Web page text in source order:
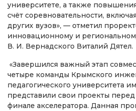
университете, а также
счёт соревновательности,
других вузов», — отметил
инновационному и
В. И. Вернадского Виталий Дятел.
«Завершился важный этап
четыре команды Крымского
педагогического университета
представили свои проекты
финале акселератора. Данная